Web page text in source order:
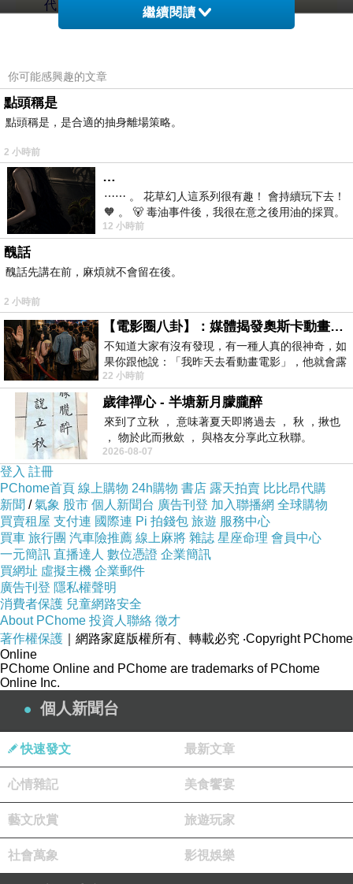
代阿文向父母問好、請安！勿念！
最後，祝妳們‥
阿文 匆
筆
※記得阿文房內之書箱、物品，用後要歸位放好。
※箱內的東西（書本、稿件），請不要亂動。
▼003.雪惠給阿文_2
哥哥‥
上次，我去看您，您曬得好黑，害我認不出。
我希望您能好好的表現！
祝‥
萬事如意！
妹
雪惠 上
(73)1984.07.24.二
▼004.金輝給阿文_1
阿文‥
你最近好嗎？ 我希望你很好！
如果你有放假，就趕快回家，我們很想念您。
連「板橋」的〈黃月岑、黃雪峰、黃崇秤、邱
顯栓〉等等人，都等著你回來；
有時候，他們回到山上，都成群結隊地，來我們
家，問問看你有沒有回來，
所以‥您要快回來。
祝‥
百事如意！
弟
※阿文註
黃月岑、黃雪峰、黃崇秤、邱顯栓等人，為阿文
的遠親‥甥子、甥女。
繼續閱讀
你可能感興趣的文章
點頭稱是
點頭稱是，是合適的抽身離場策略。
2 小時前
…
⋯⋯ 。 花草幻人這系列很有趣！ 會持續玩下去！
🧡 。 🐻 毒油事件後，我很在意之後用油的採買。
前天購買了我之前就很愛
12 小時前
醜話
醜話先講在前，麻煩就不會留在後。
2 小時前
【電影圈八卦】：媒體揭發奧斯卡動畫項目投票醜聞！好萊塢為什麼看不起動畫電影？
不知道大家有沒有發現，有一種人真的很神奇，如
果你跟他說：「我昨天去看動畫電影」，他就會露
出一種慈祥的微笑，然後問你是不是陪小
22 小時前
歲律禪心 - 半塘新月朦朧醉
來到了立秋 ， 意味著夏天即將過去 ， 秋 ，揪也
， 物於此而揪歛 ， 與格友分享此立秋聯。
2026-08-07
登入 註冊
PChome首頁 線上購物 24h購物 書店 露天拍賣 比比昂代購
新聞 /氣象 股市 個人新聞台 廣告刊登 加入聯播網 全球購物
買賣租屋 支付連 國際連 Pi 拍錢包 旅遊 服務中心
買車 旅行團 汽車險推薦 線上麻將 雜誌 星座命理 會員中心
一元簡訊 直播達人 數位憑證 企業簡訊
買網址 虛擬主機 企業郵件
廣告刊登 隱私權聲明
消費者保護 兒童網路安全
About PChome 投資人聯絡 徵才
著作權保護 ｜網路家庭版權所有、轉載必究 ‧Copyright PChome
Online
PChome Online and PChome are trademarks of PChome
Online Inc.
個人新聞台
快速發文 最新文章
心情雜記 美食饗宴
藝文欣賞 旅遊玩家
社會萬象 影視娛樂